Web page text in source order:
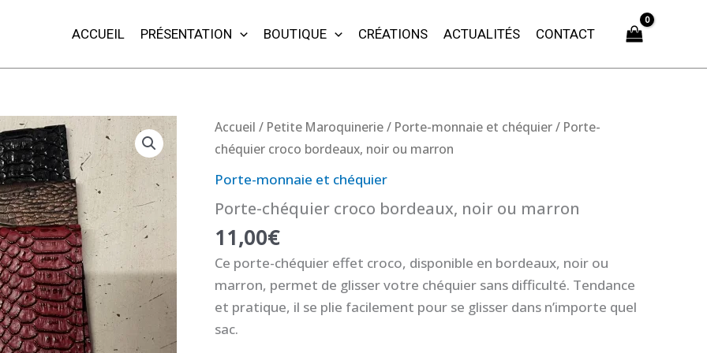
ACCUEIL PRÉSENTATION BOUTIQUE CRÉATIONS ACTUALITÉS CONTACT
Accueil / Petite Maroquinerie/ Porte-monnaie et chéquier/ Porte-
chéquier croco bordeaux, noir ou marron
Porte-monnaie et chéquier
Porte-chéquier croco bordeaux, noir ou marron
11,00€
Ce porte-chéquier effet croco, disponible en bordeaux, noir ou
marron, permet de glisser votre chéquier sans difficulté. Tendance
et pratique, il se plie facilement pour se glisser dans n’importe quel
sac.
quantité
de
croco
bordeaux,
noir
ou
marron